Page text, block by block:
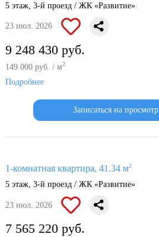
5 этаж, 3-й проезд / ЖК «Развитие»
23 июл. 2026
9 248 430 руб.
149 000 руб. / м2
Подробнее
Записаться на просмотр
1-комнатная квартира, 41.34 м2
5 этаж, 3-й проезд / ЖК «Развитие»
23 июл. 2026
7 565 220 руб.